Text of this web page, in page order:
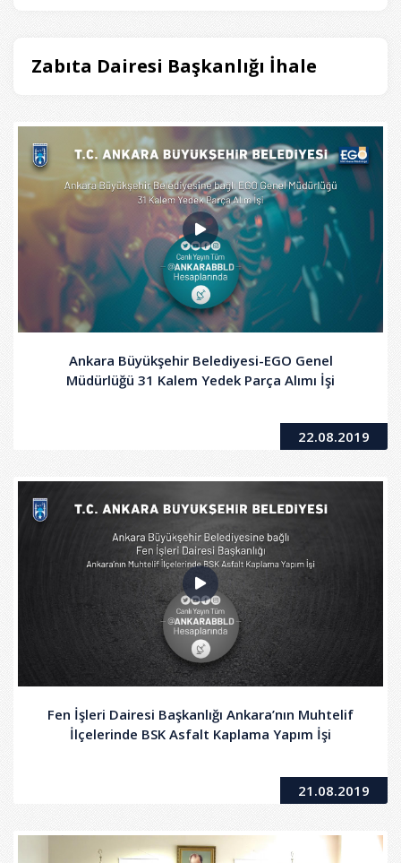
Zabıta Dairesi Başkanlığı İhale
Ankara Büyükşehir Belediyesi-EGO Genel
Müdürlüğü 31 Kalem Yedek Parça Alımı İşi
22.08.2019
Fen İşleri Dairesi Başkanlığı Ankara’nın Muhtelif
İlçelerinde BSK Asfalt Kaplama Yapım İşi
21.08.2019